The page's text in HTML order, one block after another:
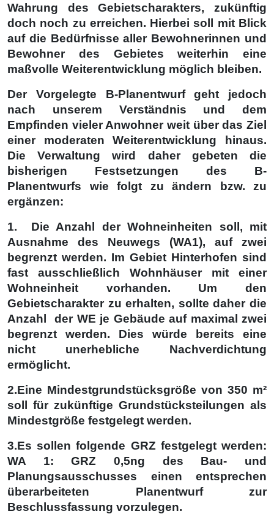
Wahrung des Gebietscharakters, zukünftig
doch noch zu erreichen. Hierbei soll mit Blick
auf die Bedürfnisse aller Bewohnerinnen und
Bewohner des Gebietes weiterhin eine
maßvolle Weiterentwicklung möglich bleiben.
Der Vorgelegte B-Planentwurf geht jedoch
nach unserem Verständnis und dem
Empfinden vieler Anwohner weit über das Ziel
einer moderaten Weiterentwicklung hinaus.
Die Verwaltung wird daher gebeten die
bisherigen Festsetzungen des B-
Planentwurfs wie folgt zu ändern bzw. zu
ergänzen:
1. Die Anzahl der Wohneinheiten soll, mit
Ausnahme des Neuwegs (WA1), auf zwei
begrenzt werden. Im Gebiet Hinterhofen sind
fast ausschließlich Wohnhäuser mit einer
Wohneinheit vorhanden. Um den
Gebietscharakter zu erhalten, sollte daher die
Anzahl der WE je Gebäude auf maximal zwei
begrenzt werden. Dies würde bereits eine
nicht unerhebliche Nachverdichtung
ermöglicht.
2.Eine Mindestgrundstücksgröße von 350 m²
soll für zukünftige Grundstücksteilungen als
Mindestgröße festgelegt werden.
3.Es sollen folgende GRZ festgelegt werden:
WA 1: GRZ 0,5ng des Bau- und
Planungsausschusses einen entsprechen
überarbeiteten Planentwurf zur
Beschlussfassung vorzulegen.